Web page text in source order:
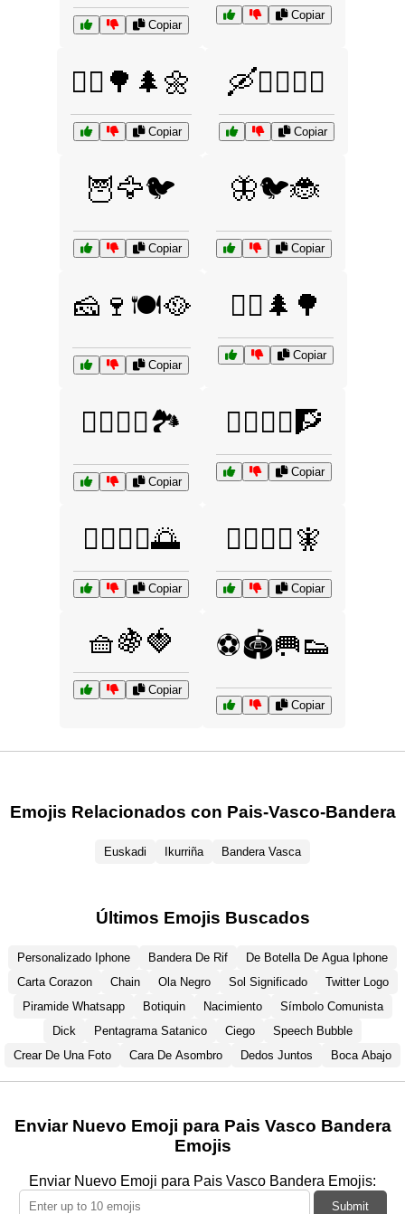
Copiar
Copiar
🚶‍♂️🌳🌲🌼
Copiar
🛶🚣‍♂️🏊‍♀️
Copiar
🦉🦅🐦
Copiar
🦋🐦🐞
Copiar
🧀🍷🍽️🥘
Copiar
🧗‍♂️🌲🌳
Copiar
🧗‍♂️🧗‍♀️🏞️
Copiar
🧗‍♂️🧗‍♀️🧗
Copiar
🧘‍♀️🧘‍♂️🌅
Copiar
🧙‍♂️🧙‍♀️🧚
Copiar
🧺🍇🍓
Copiar
⚽🏟️🥅👟
Copiar
Emojis Relacionados con Pais-Vasco-Bandera
Euskadi Ikurriña Bandera Vasca
Últimos Emojis Buscados
Personalizado Iphone Bandera De Rif
De Botella De Agua Iphone
Carta Corazon
Chain Ola Negro Sol Significado
Twitter Logo
Piramide Whatsapp
Botiquin Nacimiento
Símbolo Comunista
Dick
Pentagrama Satanico Ciego
Speech Bubble
Crear De Una Foto
Cara De Asombro Dedos Juntos Boca Abajo
Enviar Nuevo Emoji para Pais Vasco Bandera
Emojis
Enviar Nuevo Emoji para Pais Vasco Bandera Emojis:
Submit